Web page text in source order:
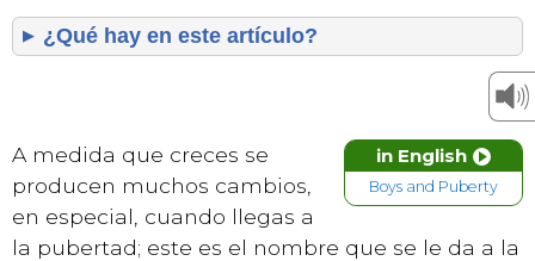
¿Qué hay en este artículo?
in English
Boys and Puberty
A medida que creces se
producen muchos cambios,
en especial, cuando llegas a
la pubertad; este es el nombre que se le da a la